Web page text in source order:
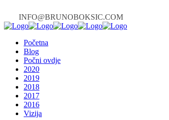
INFO@BRUNOBOKSIC.COM
Početna
Blog
Počni ovdje
2020
2019
2018
2017
2016
Vizija